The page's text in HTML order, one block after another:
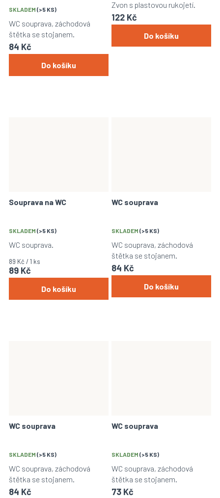
SKLADEM (>5 KS)
84 Kč
Do košíku
WC souprava, záchodová
štětka se stojanem.
produktu
je
5
122 Kč
Do košíku
Zvon s plastovou rukojetí.
Souprava na WC
SKLADEM (>5 KS)
89 Kč
Měrná
cena:
89 Kč / 1 ks
Do košíku
WC souprava.
WC souprava
SKLADEM (>5 KS)
84 Kč
Do košíku
WC souprava, záchodová
štětka se stojanem.
WC souprava
SKLADEM (>5 KS)
84 Kč
WC souprava, záchodová
štětka se stojanem.
WC souprava
SKLADEM (>5 KS)
73 Kč
WC souprava, záchodová
štětka se stojanem.